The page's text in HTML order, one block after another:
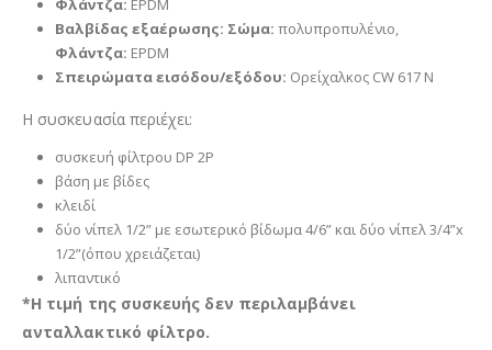
Φλάντζα: EPDM
Βαλβίδας εξαέρωσης: Σώμα: πολυπροπυλένιο,
Φλάντζα: EPDM
Σπειρώματα εισόδου/εξόδου: Ορείχαλκος CW 617 N
Η συσκευασία περιέχει:
συσκευή φίλτρου DP 2P
βάση με βίδες
κλειδί
δύο νίπελ 1/2” με εσωτερικό βίδωμα 4/6” και δύο νίπελ 3/4”x
1/2”(όπου χρειάζεται)
λιπαντικό
*Η τιμή της συσκευής δεν περιλαμβάνει
ανταλλακτικό φίλτρο.